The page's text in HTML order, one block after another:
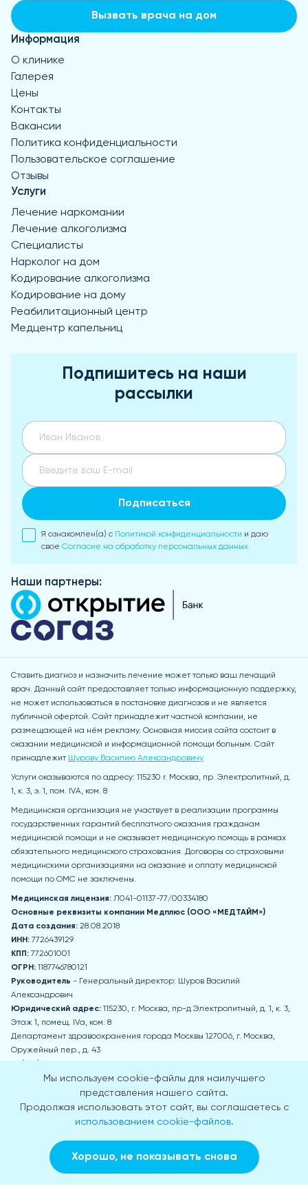
Вызвать врача на дом
Информация
О клинике
Галерея
Цены
Контакты
Вакансии
Политика конфиденциальности
Пользовательское соглашение
Отзывы
Услуги
Лечение наркомании
Лечение алкоголизма
Специалисты
Нарколог на дом
Кодирование алкоголизма
Кодирование на дому
Реабилитационный центр
Медцентр капельниц
Подпишитесь на наши
рассылки
Подписаться
Я ознакомлен(а) с Политикой конфиденциальности и даю
свое Согласие на обработку персональных данных
Наши партнеры:
Ставить диагноз и назначить лечение может только ваш лечащий
врач. Данный сайт предоставляет только информационную поддержку,
не может использоваться в постановке диагнозов и не является
публичной офертой. Сайт принадлежит частной компании, не
размещающей на нём рекламу. Основная миссия сайта состоит в
оказании медицинской и информационной помощи больным. Сайт
принадлежит Шурову Василию Александровичу
Услуги оказываются по адресу: 115230 r. Москва, пр. Электролитный, д.
1, к. 3, э. 1, пом. IVA, ком. 8
Медицинская организация не участвует в реализации программы
государственных гарантий бесплатного оказания гражданам
медицинской помощи и не оказывает медицинскую помощь в рамках
обязательного медицинского страхования. Договоры со страховыми
медицинскими организациями на оказание и оплату медицинской
помощи по ОМС не заключены.
Медицинская лицензия: Л041-01137-77/00334180
Основные реквизиты компании Медплюс (ООО «МЕДТАЙМ»)
Дата создания: 28.08.2018
ИНН:7726439129
КПП:772601001
ОГРН: 1187746780121
Руководитель - Генеральный директор: Шуров Василий
Александрович
Юридический адрес: 115230, г. Москва, пр-д Электролитный, д. 1, к. 3,
Этаж 1, помещ. IVа, ком. 8
Департамент здравоохранения города Москвы 127006, г. Москва,
Оружейный пер., д. 43
zdrav@mos.ru
Пн-Чт: 8:00-17:00 Пт: 8:00-15:45 Обед: 12:30-13:15 Сб, Вс - выходные дни
Приемная Департамента здравоохранения города Москвы
Пн-Чт: 9:00-18:00 Пт: 9:00-16:45 Обед: 13:30-14:30 Сб, Вс - выходные дни
© 2018-2026
Мы используем cookie-файлы для наилучшего
представления нашего сайта.
Продолжая использовать этот сайт, вы соглашаетесь с
использованием cookie-файлов.
Хорошо, не показывать снова
Заказать звонок Вызвать врача на дом